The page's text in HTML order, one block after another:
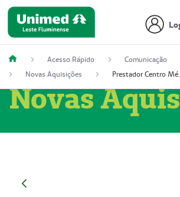
Acesso Rápido
Comunicação
Novas Aquisições
Prestador Centro Médico Vitória
Novas